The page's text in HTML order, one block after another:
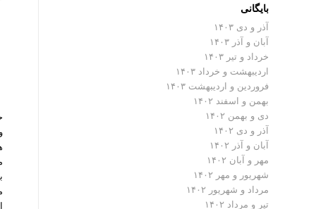
بایگانی
آذر و دی ۱۴۰۳
آبان و آذر ۱۴۰۳
خرداد و تیر ۱۴۰۳
اردیبهشت و خرداد ۱۴۰۳
فروردین و اردیبهشت ۱۴۰۳
بهمن و اسفند ۱۴۰۲
دی و بهمن ۱۴۰۲
آذر و دی ۱۴۰۲
آبان و آذر ۱۴۰۲
مهر و آبان ۱۴۰۲
شهریور و مهر ۱۴۰۲
مرداد و شهریور ۱۴۰۲
تیر و مرداد ۱۴۰۲